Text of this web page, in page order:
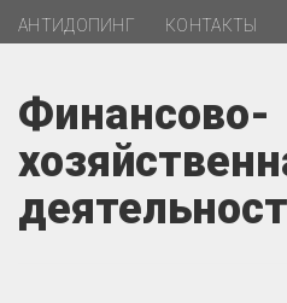
АНТИДОПИНГ
КОНТАКТЫ
Финансово-